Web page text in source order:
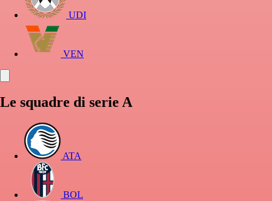
UDI
VEN
Le squadre di serie A
ATA
BOL